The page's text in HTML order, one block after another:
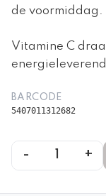
de voormiddag.
Vitamine C
BARCODE
5407011312682
- +